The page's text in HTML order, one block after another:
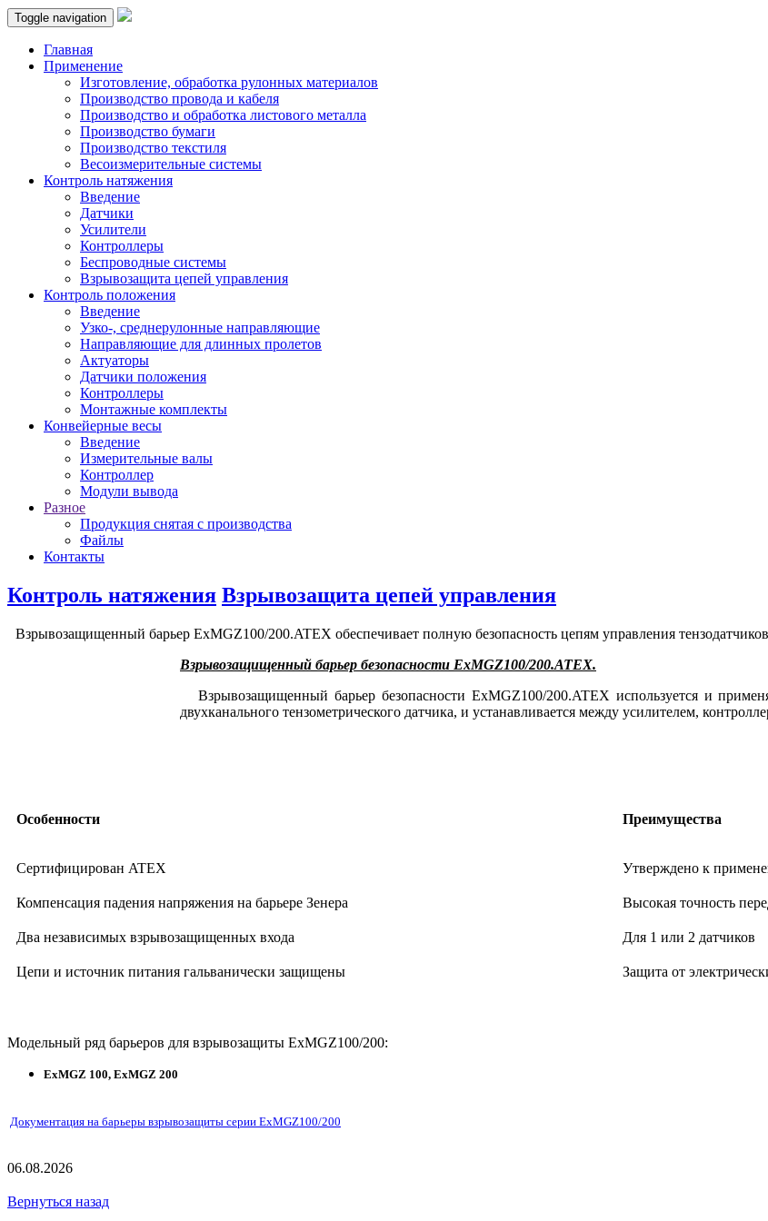
Toggle navigation
Главная
Применение
Изготовление, обработка рулонных материалов
Производство провода и кабеля
Производство и обработка листового металла
Производство бумаги
Производство текстиля
Весоизмерительные системы
Контроль натяжения
Введение
Датчики
Усилители
Контроллеры
Беспроводные системы
Взрывозащита цепей управления
Контроль положения
Введение
Узко-, среднерулонные направляющие
Направляющие для длинных пролетов
Актуаторы
Датчики положения
Контроллеры
Монтажные комплекты
Конвейерные весы
Введение
Измерительные валы
Контроллер
Модули вывода
Разное
Продукция снятая с производства
Файлы
Контакты
Контроль натяжения Взрывозащита цепей управления
Взрывозащищенный барьер ExMGZ100/200.ATEX обеспечивает полную безопасность цепям управления
Взрывозащищенный барьер безопасности ExMGZ100/200.ATEX.
Взрывозащищенный барьер безопасности ExMGZ100/200.ATEX используется и
двухканального тензометрического датчика, и устанавливается между усилителем,
Особенности Преимущества
Сертифицирован ATEX Утверждено к
Компенсация падения напряжения на барьере Зенера Высокая точность
Два независимых взрывозащищенных входа Для 1 или 2 датчиков
Цепи и источник питания гальванически защищены Защита от
Модельный ряд барьеров для взрывозащиты ExMGZ100/200:
ExMGZ 100, ExMGZ 200
Документация на барьеры взрывозащиты серии ExMGZ100/200
06.08.2026
Вернуться назад